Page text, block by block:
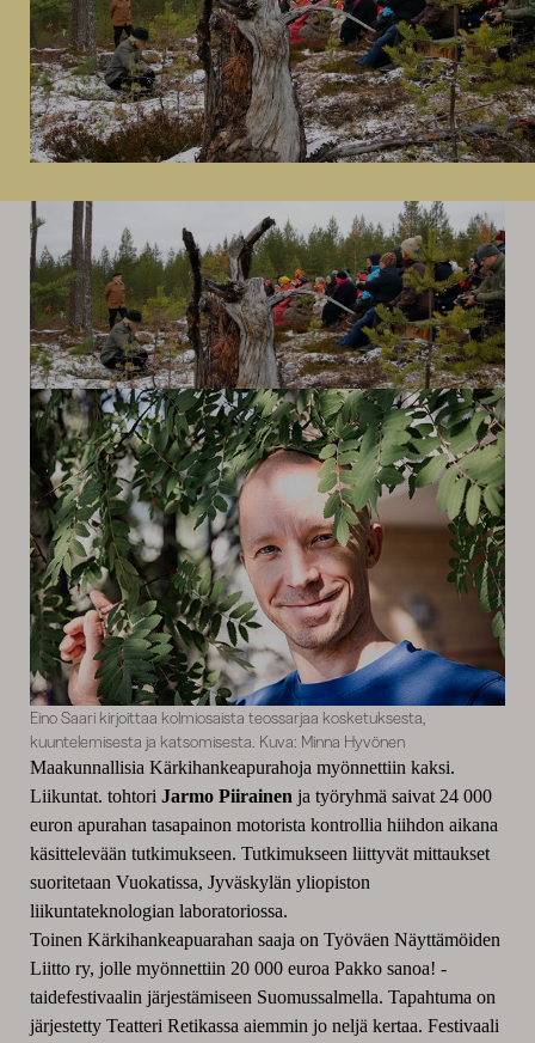
Eino Saari kirjoittaa kolmiosaista teossarjaa kosketuksesta,
kuuntelemisesta ja katsomisesta. Kuva: Minna Hyvönen
Maakunnallisia Kärkihankeapurahoja myönnettiin kaksi.
Liikuntat. tohtori Jarmo Piirainen ja työryhmä saivat 24 000
euron apurahan tasapainon motorista kontrollia hiihdon aikana
käsittelevään tutkimukseen. Tutkimukseen liittyvät mittaukset
suoritetaan Vuokatissa, Jyväskylän yliopiston
liikuntateknologian laboratoriossa.
Toinen Kärkihankeapuarahan saaja on Työväen Näyttämöiden
Liitto ry, jolle myönnettiin 20 000 euroa Pakko sanoa! -
taidefestivaalin järjestämiseen Suomussalmella. Tapahtuma on
järjestetty Teatteri Retikassa aiemmin jo neljä kertaa. Festivaali